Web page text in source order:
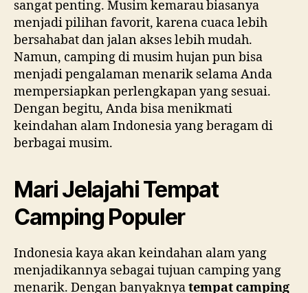
sangat penting. Musim kemarau biasanya
menjadi pilihan favorit, karena cuaca lebih
bersahabat dan jalan akses lebih mudah.
Namun, camping di musim hujan pun bisa
menjadi pengalaman menarik selama Anda
mempersiapkan perlengkapan yang sesuai.
Dengan begitu, Anda bisa menikmati
keindahan alam Indonesia yang beragam di
berbagai musim.
Mari Jelajahi Tempat
Camping Populer
Indonesia kaya akan keindahan alam yang
menjadikannya sebagai tujuan camping yang
menarik. Dengan banyaknyatempat camping